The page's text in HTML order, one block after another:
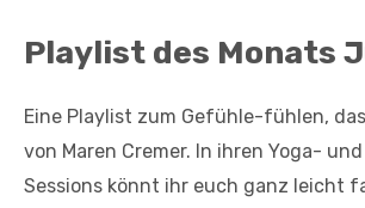
Playlist des Monats
Eine Playlist zum Gefühle-fühlen,
von Maren Cremer. In ihren Yoga-
Sessions könnt ihr euch ganz leicht